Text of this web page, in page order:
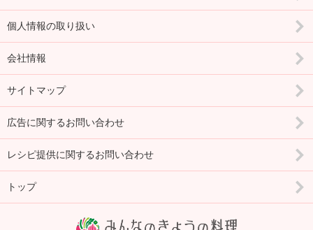
個人情報の取り扱い
会社情報
サイトマップ
広告に関するお問い合わせ
レシピ提供に関するお問い合わせ
トップ